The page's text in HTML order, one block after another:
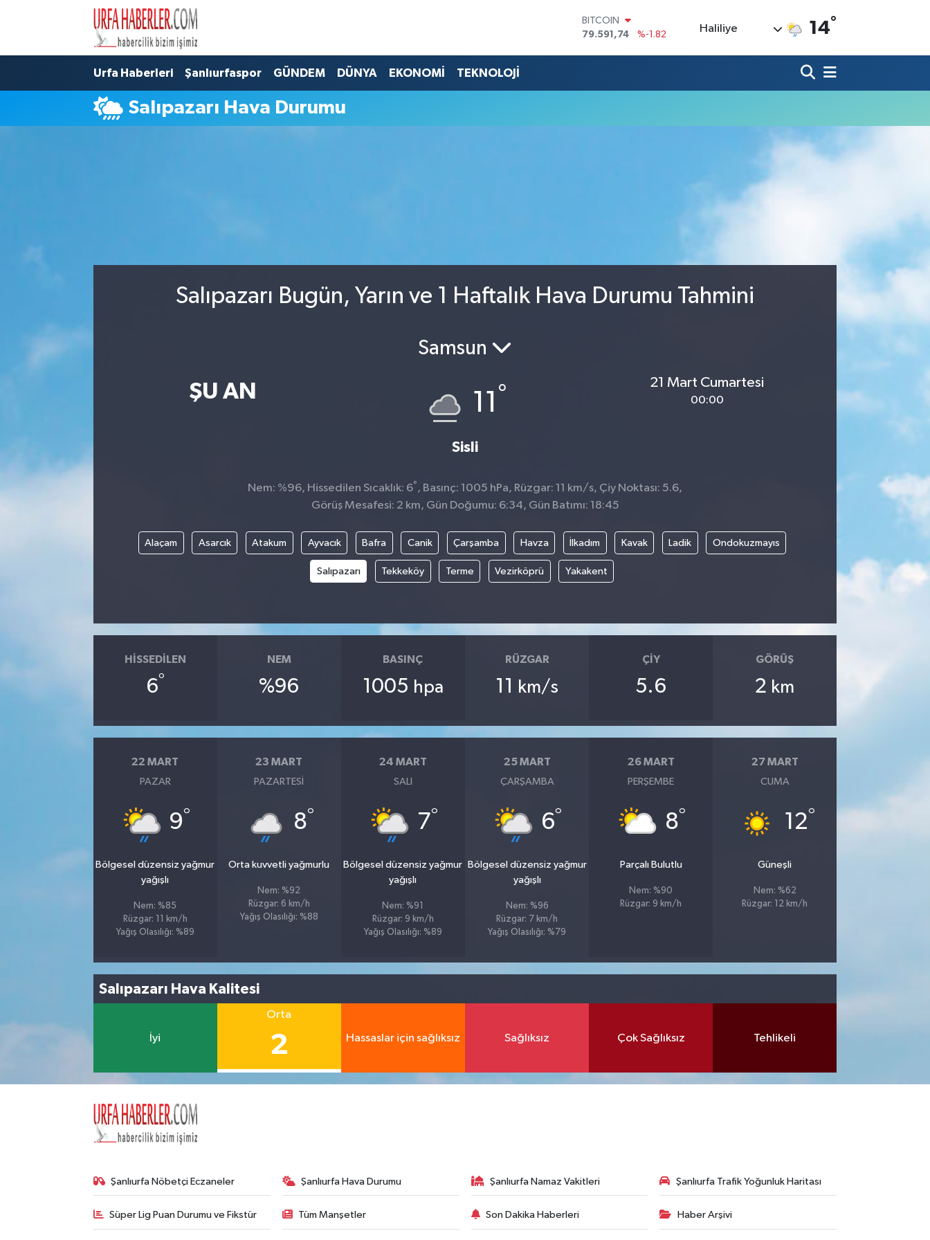
BITCOIN
79.591,74
%-1.82
Haliliye 14°
Urfa Haberleri Şanlıurfaspor GÜNDEM DÜNYA EKONOMİ TEKNOLOJİ
Salıpazarı Hava Durumu
Salıpazarı Bugün, Yarın ve 1 Haftalık Hava Durumu Tahmini
ŞU AN
Samsun
11 °
Sisli
21 Mart Cumartesi
00:00
Nem: %96, Hissedilen Sıcaklık: 6° , Basınç: 1005 hPa, Rüzgar: 11 km/s, Çiy Noktası: 5.6,
Görüş Mesafesi: 2 km, Gün Doğumu: 6:34, Gün Batımı: 18:45
Alaçam Asarcık Atakum Ayvacık Bafra Canik Çarşamba Havza İlkadım Kavak Ladik Ondokuzmayıs
Salıpazarı Tekkeköy Terme Vezirköprü Yakakent
HISSEDILEN
6°
NEM
%96
BASINÇ
1005 hpa
RÜZGAR
11 km/s
ÇIY
5.6
GÖRÜŞ
2 km
22 MART
PAZAR
9°
Bölgesel düzensiz yağmur
yağışlı
Nem: %85
Rüzgar: 11 km/h
Yağış Olasılığı: %89
23 MART
PAZARTESI
8°
Orta kuvvetli yağmurlu
Nem: %92
Rüzgar: 6 km/h
Yağış Olasılığı: %88
24 MART
SALI
7°
Bölgesel düzensiz yağmur
yağışlı
Nem: %91
Rüzgar: 9 km/h
Yağış Olasılığı: %89
25 MART
ÇARŞAMBA
6°
Bölgesel düzensiz yağmur
yağışlı
Nem: %96
Rüzgar: 7 km/h
Yağış Olasılığı: %79
26 MART
PERŞEMBE
8°
Parçalı Bulutlu
Nem: %90
Rüzgar: 9 km/h
27 MART
CUMA
12°
Güneşli
Nem: %62
Rüzgar: 12 km/h
Salıpazarı Hava Kalitesi
İyi
Orta
2 Hassaslar için sağlıksız Sağlıksız Çok Sağlıksız Tehlikeli
Şanlıurfa Nöbetçi Eczaneler Şanlıurfa Hava Durumu Şanlıurfa Namaz Vakitleri Şanlıurfa Trafik Yoğunluk Haritası
Süper Lig Puan Durumu ve Fikstür Tüm Manşetler Son Dakika Haberleri Haber Arşivi
Şanlıurfa Nöbetçi Eczaneler
Şanlıurfa Namaz Vakitleri
Son Dakika Haberleri